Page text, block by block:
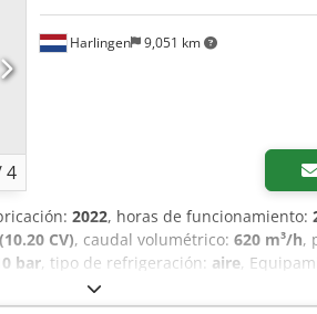
4
Harlingen 9,051 km
2022, horas de funcionamiento:
CV), caudal volumétrico: 620 m³/h,
bar, tipo de refrigeración: aire,
, Boge C10 sobre tanque
de funcionamiento. Dksdpoxcvuaofx